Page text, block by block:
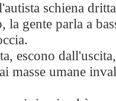
schiena
gente parla a
escono
masse umane